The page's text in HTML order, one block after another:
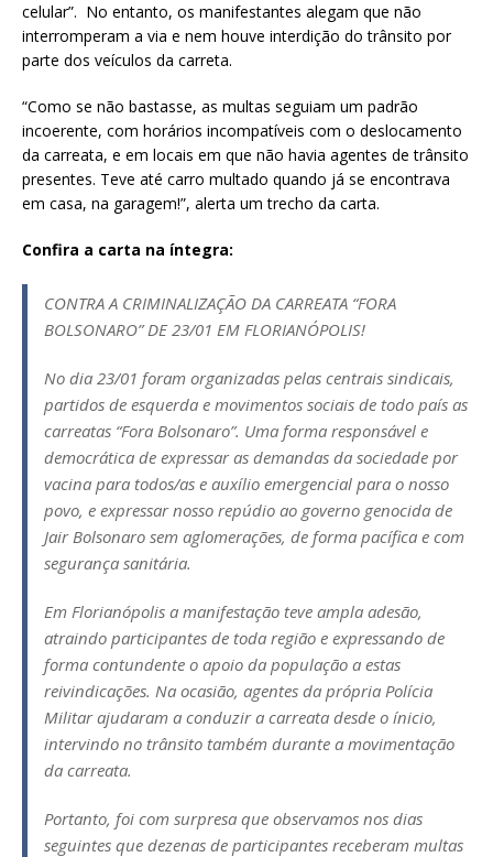
celular”. No entanto, os manifestantes alegam que não
interromperam a via e nem houve interdição do trânsito por
parte dos veículos da carreta.
“Como se não bastasse, as multas seguiam um padrão
incoerente, com horários incompatíveis com o deslocamento
da carreata, e em locais em que não havia agentes de trânsito
presentes. Teve até carro multado quando já se encontrava
em casa, na garagem!”, alerta um trecho da carta.
Confira a carta na íntegra:
CONTRA A CRIMINALIZAÇÃO DA CARREATA “FORA
BOLSONARO” DE 23/01 EM FLORIANÓPOLIS!
No dia 23/01 foram organizadas pelas centrais sindicais,
partidos de esquerda e movimentos sociais de todo país as
carreatas “Fora Bolsonaro”. Uma forma responsável e
democrática de expressar as demandas da sociedade por
vacina para todos/as e auxílio emergencial para o nosso
povo, e expressar nosso repúdio ao governo genocida de
Jair Bolsonaro sem aglomerações, de forma pacífica e com
segurança sanitária.
Em Florianópolis a manifestação teve ampla adesão,
atraindo participantes de toda região e expressando de
forma contundente o apoio da população a estas
reivindicações. Na ocasião, agentes da própria Polícia
Militar ajudaram a conduzir a carreata desde o ínicio,
intervindo no trânsito também durante a movimentação
da carreata.
Portanto, foi com surpresa que observamos nos dias
seguintes que dezenas de participantes receberam multas